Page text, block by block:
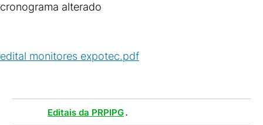
cronograma alterado
edital monitores expotec.pdf
Editais da PRPIPG.